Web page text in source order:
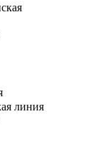
линия